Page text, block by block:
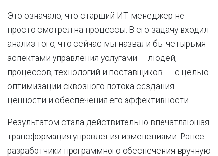
Это означало, что старший ИТ-менеджер не
просто смотрел на процессы. В его задачу входил
анализ того, что сейчас мы назвали бы четырьмя
аспектами управления услугами — людей,
процессов, технологий и поставщиков, — с целью
оптимизации сквозного потока создания
ценности и обеспечения его эффективности.
Результатом стала действительно впечатляющая
трансформация управления изменениями. Ранее
разработчики программного обеспечения вручную